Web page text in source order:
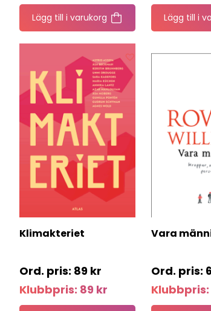
Lägg till i varukorg Lägg till i
Klimakteriet
89 kr
Klubbpris: 89 kr
Vara
Klubbpris: